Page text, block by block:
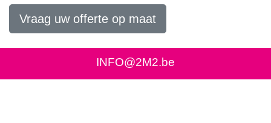
Vraag uw offerte op maat
INFO@2M2.be